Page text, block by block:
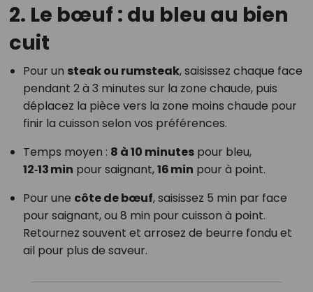
2. Le bœuf : du bleu au bien
cuit
Pour un steak ou rumsteak, saisissez chaque face
pendant 2 à 3 minutes sur la zone chaude, puis
déplacez la pièce vers la zone moins chaude pour
finir la cuisson selon vos préférences.
Temps moyen : 8 à 10 minutespour bleu,
12‑13 min pour saignant,16 min pour à point.
Pour une côte de bœuf, saisissez 5 min par face
pour saignant, ou 8 min pour cuisson à point.
Retournez souvent et arrosez de beurre fondu et
ail pour plus de saveur.